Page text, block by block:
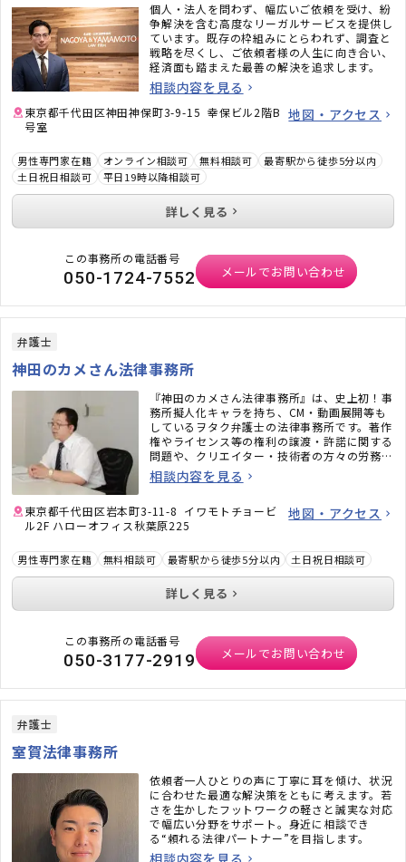
個人・法人を問わず、幅広いご依頼を受け、紛
争解決を含む高度なリーガルサービスを提供し
ています。既存の枠組みにとらわれず、調査と
戦略を尽くし、ご依頼者様の人生に向き合い、
経済面も踏まえた最善の解決を追求します。
相談内容を見る
東京都千代田区神田神保町3-9-15 幸保ビル2階B
号室
地図・アクセス
男性専門家在籍 オンライン相談可 無料相談可
最寄駅から徒歩5分以内
土日祝日相談可
平日19時以降相談可
詳しく見る
この事務所の電話番号
050-1724-7552 メールでお問い合わせ
弁護士
神田のカメさん法律事務所
『神田のカメさん法律事務所』は、史上初！事
務所擬人化キャラを持ち、CM・動画展開等も
しているヲタク弁護士の法律事務所です。著作
権やライセンス等の権利の譲渡・許諾に関する
問題や、クリエイター・技術者の方々の労務問
題にも力を入れています。また、相続問題、遺
言書作成、戦略的離婚サービスなどもご好評い
相談内容を見る
東京都千代田区岩本町3-11-8 イワモトチョービ
ル2F ハローオフィス秋葉原225
地図・アクセス
男性専門家在籍 無料相談可 最寄駅から徒歩5分以内 土日祝日相談可
詳しく見る
この事務所の電話番号
050-3177-2919 メールでお問い合わせ
弁護士
室賀法律事務所
依頼者一人ひとりの声に丁寧に耳を傾け、状況
に合わせた最適な解決策をともに考えます。若
さを生かしたフットワークの軽さと誠実な対応
で幅広い分野をサポート。身近に相談でき
る“頼れる法律パートナー”を目指します。
相談内容を見る